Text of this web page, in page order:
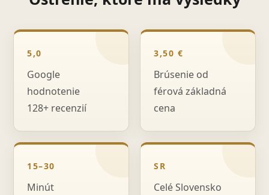
5,0
Google
hodnotenie
128+ recenzií
3,50 €
Brúsenie od
férová základná
cena
15–30
Minút
SR
Celé Slovensko